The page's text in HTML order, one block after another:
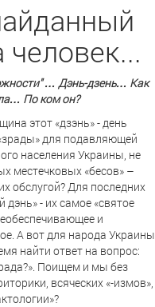
… Дэнь-дзень… Как
По ком он?
этот «дзэнь» - день
для подавляющей
населения Украины, не
местечковых «бесов» –
обслугой? Для последних
дэнь» - их самое «святое
и
А вот для народа Украины
найти ответ на вопрос:
Поищем и мы без
всяческих «-измов»,